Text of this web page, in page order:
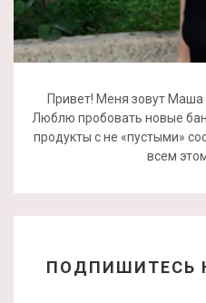
Привет! Меня зовут Маша
Люблю пробовать новые
продукты с не «пустыми»
всем
ПОДПИШИТЕСЬ